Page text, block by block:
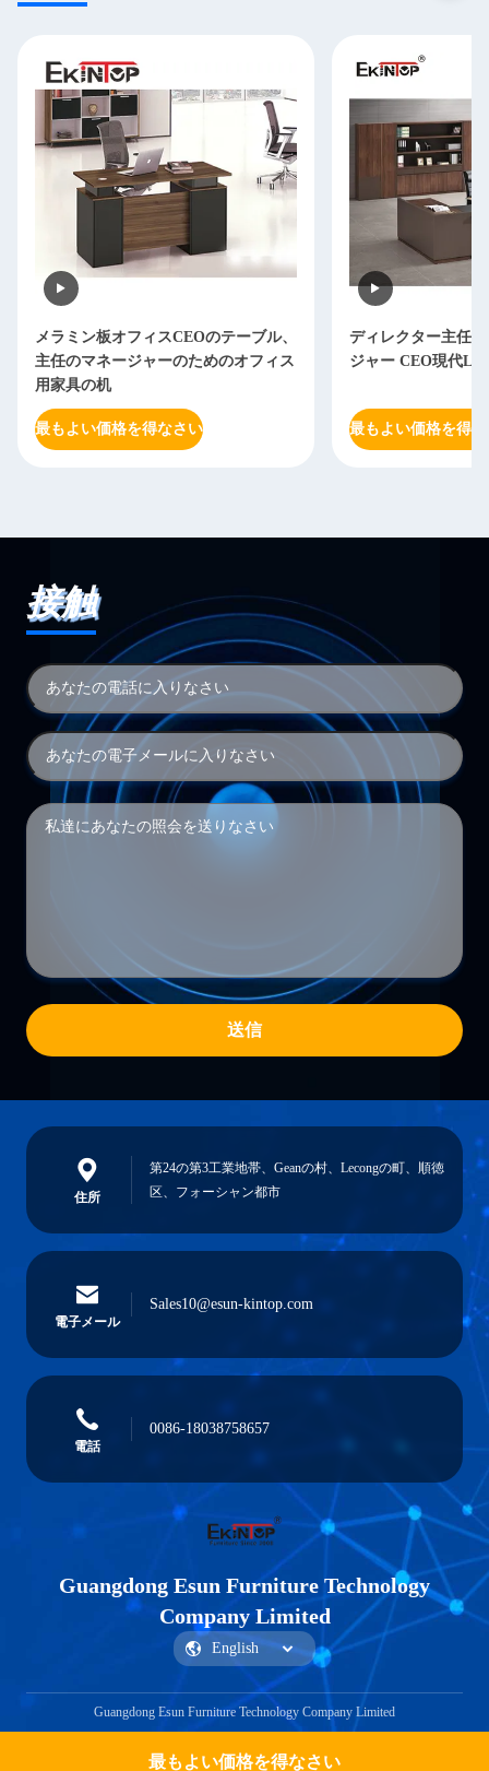
最もよい価格を得なさい
メラミン板オフィスCEOのテーブル、
主任のマネージャーのためのオフィス
用家具の机
最もよい価格を得なさい
ディレクター主任
ジャー CEO現代L
最もよい価格を得
接触
送信
住所
第24の第3工業地帯、Geanの村、Lecongの町、順徳
区、フォーシャン都市
電子メール
Sales10@esun-kintop.com
電話
0086-18038758657
Guangdong Esun Furniture Technology
Company Limited
Guangdong Esun Furniture Technology Company Limited
見積もりを取得